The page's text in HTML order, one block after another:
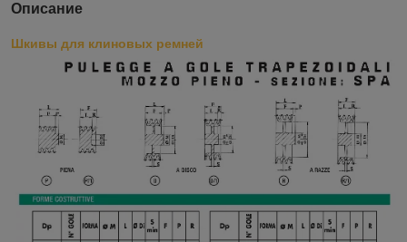
Описание
Шкивы для клиновых ремней